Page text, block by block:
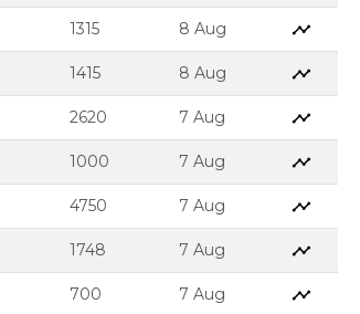
1315 8 Aug
1415 8 Aug
2620 7 Aug
1000 7 Aug
4750 7 Aug
1748 7 Aug
700 7 Aug